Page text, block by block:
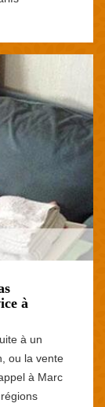
à
à un
ou la vente
à Marc